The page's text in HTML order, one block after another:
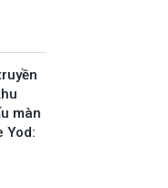
màn
Yod: